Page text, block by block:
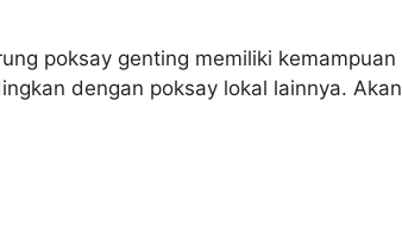
poksay genting memiliki kemampuan
dengan poksay lokal lainnya. Akan